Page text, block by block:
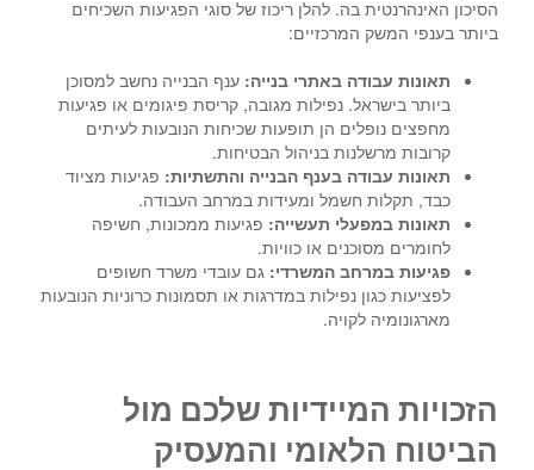
הסיכון האינהרנטית בה. להלן ריכוז של סוגי הפגיעות השכיחים
ביותר בענפי המשק המרכזיים:
תאונות עבודה באתרי בנייה: ענף הבנייה נחשב למסוכן
ביותר בישראל. נפילות מגובה, קריסת פיגומים או פגיעות
מחפצים נופלים הן תופעות שכיחות הנובעות לעיתים
קרובות מרשלנות בניהול הבטיחות.
תאונות עבודה בענף הבנייה והתשתיות: פגיעות מציוד
כבד, תקלות חשמל ומעידות במרחב העבודה.
תאונות במפעלי תעשייה: פגיעות ממכונות, חשיפה
לחומרים מסוכנים או כוויות.
פגיעות במרחב המשרדי: גם עובדי משרד חשופים
לפציעות כגון נפילות במדרגות או תסמונות כרוניות הנובעות
מארגונומיה לקויה.
הזכויות המיידיות שלכם מול
הביטוח הלאומי והמעסיק